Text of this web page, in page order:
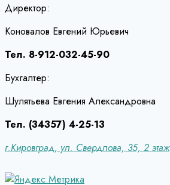
Директор:
Коновалов Евгений Юрьевич
Тел. 8-912-032-45-90
Бухгалтер:
Шулятьева Евгения Александровна
Тел. (34357) 4-25-13
г.Кировград, ул. Свердлова, 35, 2 этаж